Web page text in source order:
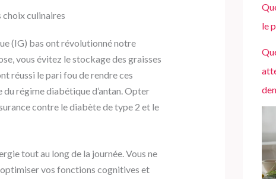
choix culinaires
(IG) bas ont révolutionné notre
vous évitez le stockage des graisses
réussi le pari fou de rendre ces
régime diabétique d’antan. Opter
contre le diabète de type 2 et le
tout au long de la journée. Vous ne
vos fonctions cognitives et
le